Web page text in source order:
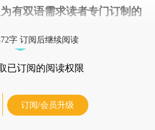
有双语需求读者专门订制的
字 订阅后继续阅读
已订阅的阅读权限
订阅/会员升级